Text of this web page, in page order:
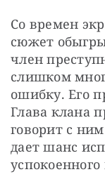
Со времен
сюжет
член
слишком
ошибку. Его
Глава клана
говорит с
дает шанс